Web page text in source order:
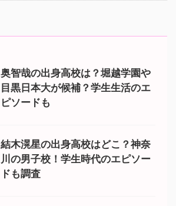
奥智哉の出身高校は？堀越学園や
目黒日本大が候補？学生生活のエ
ピソードも
結木滉星の出身高校はどこ？神奈
川の男子校！学生時代のエピソー
ドも調査